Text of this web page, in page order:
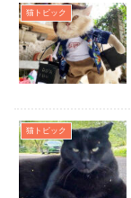
猫トピック
猫トピック